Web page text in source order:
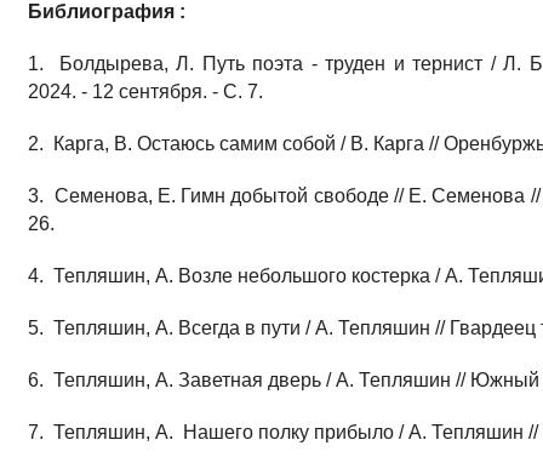
Библиография :
1. Болдырева, Л. Путь поэта - труден и тернист / Л.
2024. - 12 сентября. - С. 7.
2. Карга, В. Остаюсь самим собой / В. Карга //
3. Семенова, Е. Гимн добытой свободе // Е. Семенова
26.
4. Тепляшин, А. Возле небольшого костерка / А.
5. Тепляшин, А. Всегда в пути / А. Тепляшин // Гвардеец
6. Тепляшин, А. Заветная дверь / А. Тепляшин // Южный
7. Тепляшин, А. Нашего полку прибыло / А. Тепляшин //